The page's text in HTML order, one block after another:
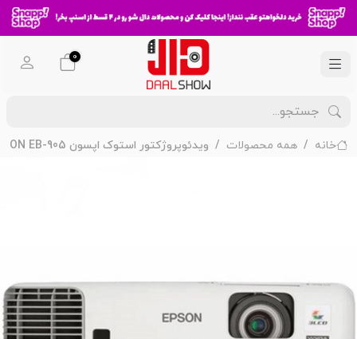
0
خانه همه محصولات ویدئوپروژکتور استوک اپسون EPSON EB-905